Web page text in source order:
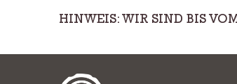
HINWEIS: WIR SIND BIS